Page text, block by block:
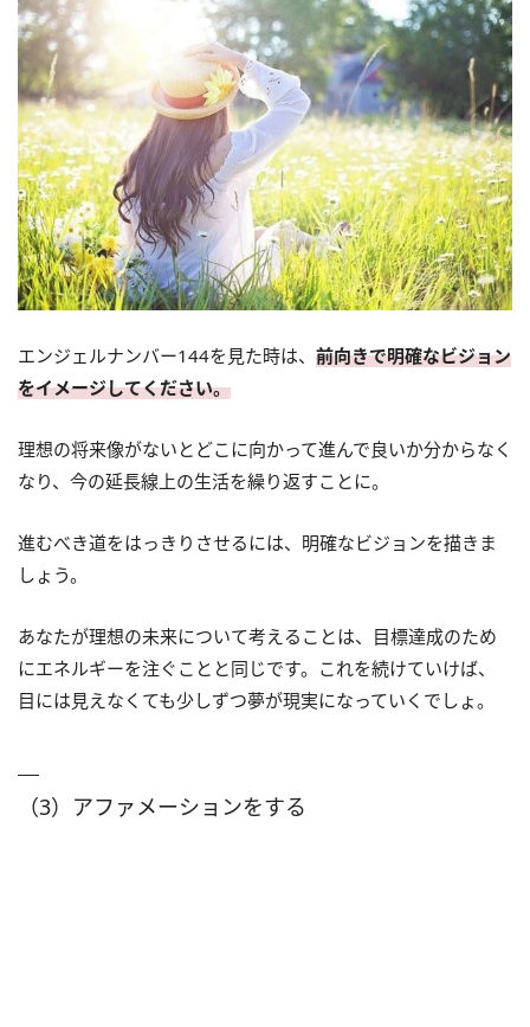
エンジェルナンバー144を見た時は、 前向きで明確なビジョン
をイメージしてください。
理想の将来像がないとどこに向かって進んで良いか分からなく
なり、今の延長線上の生活を繰り返すことに。
進むべき道をはっきりさせるには、明確なビジョンを描きま
しょう。
あなたが理想の未来について考えることは、目標達成のため
にエネルギーを注ぐことと同じです。これを続けていけば、
目には見えなくても少しずつ夢が現実になっていくでしょ。
（3）アファメーションをする